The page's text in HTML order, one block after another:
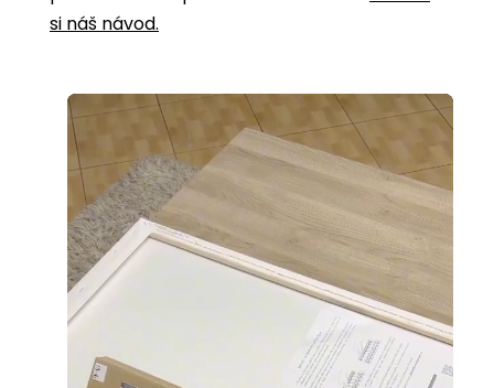
si náš návod.